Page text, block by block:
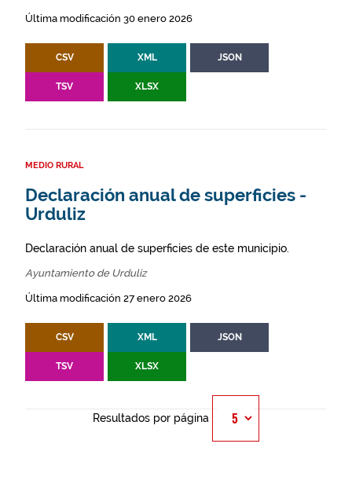
Última modificación 30 enero 2026
CSV XML JSON
TSV XLSX
MEDIO RURAL
Declaración anual de superficies -
Urduliz
Declaración anual de superficies de este municipio.
Ayuntamiento de Urduliz
Última modificación 27 enero 2026
CSV XML JSON
TSV XLSX
Resultados por página